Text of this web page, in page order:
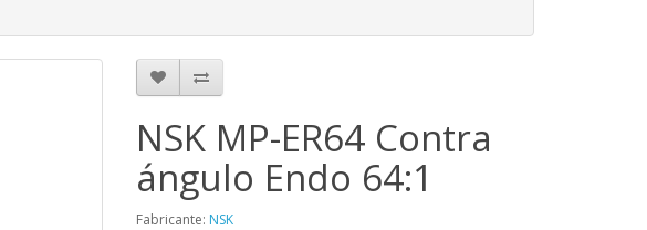
NSK MP-ER64 Contra
ángulo Endo 64:1
Fabricante: NSK